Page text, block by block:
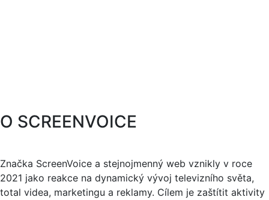
O SCREENVOICE
Značka ScreenVoice a stejnojmenný web vznikly v roce
2021 jako reakce na dynamický vývoj televizního světa,
total videa, marketingu a reklamy. Cílem je zaštítit aktivity